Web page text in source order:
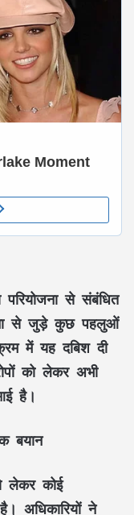
परियोजना से संबंधित
से जुड़े कुछ पहलुओं
में यह दबिश दी
को लेकर अभी
है।
बयान
लेकर कोई
अधिकारियों ने